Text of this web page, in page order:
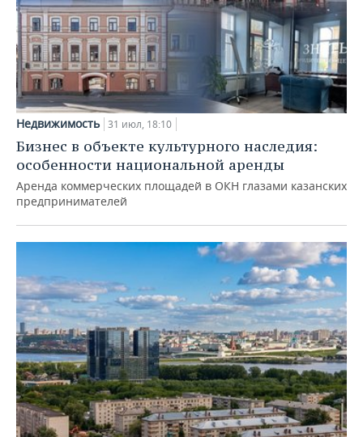
Недвижимость 31 июл, 18:10
Бизнес в объекте культурного наследия:
особенности национальной аренды
Аренда коммерческих площадей в ОКН глазами казанских
предпринимателей